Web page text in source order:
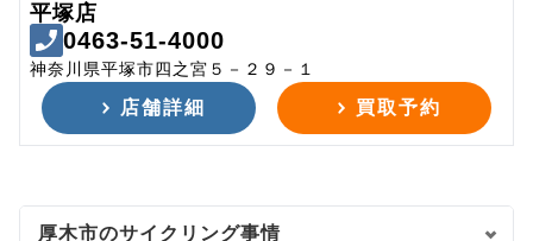
平塚店
0463-51-4000
神奈川県平塚市四之宮５－２９－１
店舗詳細 買取予約
厚木市のサイクリング事情